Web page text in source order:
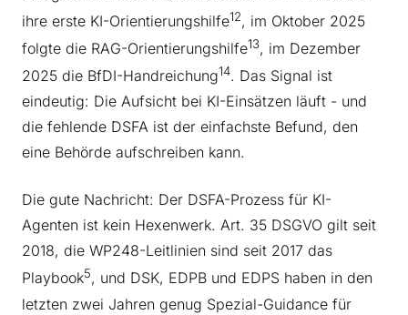
ihre erste KI-Orientierungshilfe12, im Oktober 2025
folgte die RAG-Orientierungshilfe13, im Dezember
2025 die BfDI-Handreichung14. Das Signal ist
eindeutig: Die Aufsicht bei KI-Einsätzen läuft - und
die fehlende DSFA ist der einfachste Befund, den
eine Behörde aufschreiben kann.
Die gute Nachricht: Der DSFA-Prozess für KI-
Agenten ist kein Hexenwerk. Art. 35 DSGVO gilt seit
2018, die WP248-Leitlinien sind seit 2017 das
Playbook5, und DSK, EDPB und EDPS haben in den
letzten zwei Jahren genug Spezial-Guidance für